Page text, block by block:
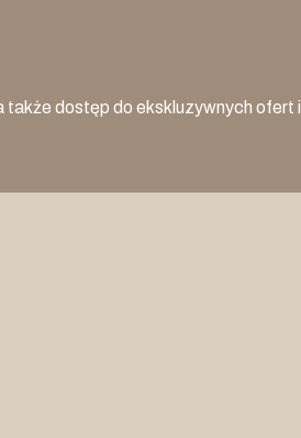
dostęp do ekskluzywnych ofert i